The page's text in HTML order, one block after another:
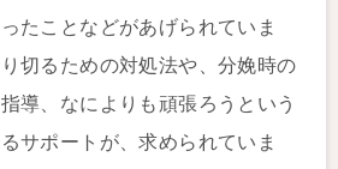
たことなどがあげられていま
切るための対処法や、分娩時の
導、なによりも頑張ろうという
サポートが、求められていま